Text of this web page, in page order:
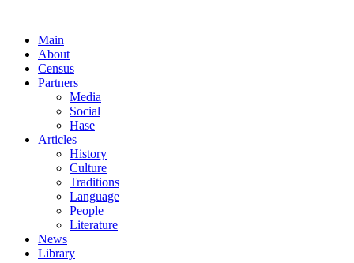
Main
About
Census
Partners
Media
Social
Hase
Articles
History
Culture
Traditions
Language
People
Literature
News
Library